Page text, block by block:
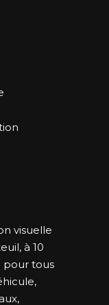
visuelle
à 10
pour tous